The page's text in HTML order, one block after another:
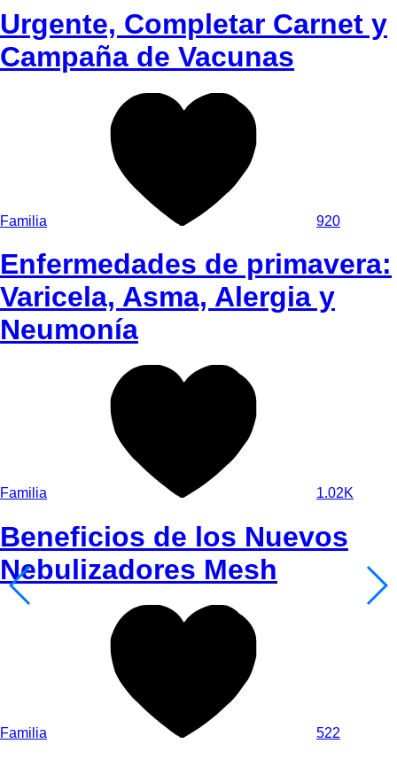
Urgente, Completar Carnet y
Campaña de Vacunas
Familia 920
Enfermedades de primavera:
Varicela, Asma, Alergia y
Neumonía
Familia 1.02K
Beneficios de los Nuevos
Nebulizadores Mesh
Familia 522